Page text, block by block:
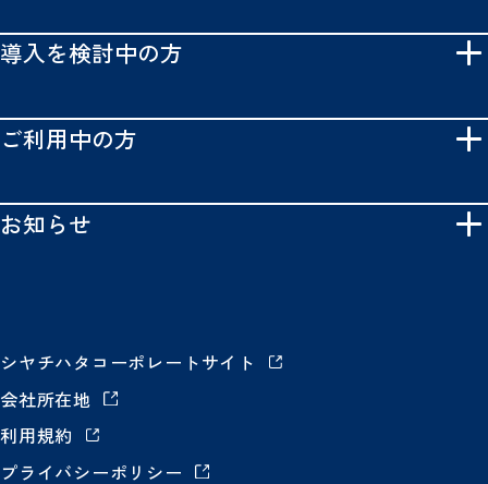
導入を検討中の方
ご利用中の方
お知らせ
シヤチハタコーポレートサイト
会社所在地
利用規約
プライバシーポリシー